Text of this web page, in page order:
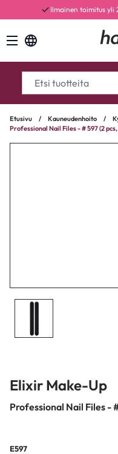
Ilmainen toimitus yli
Etusivu / Kauneudenhoito /
Professional Nail Files - # 597 (2
Elixir Make-Up
Professional Nail Files -
E597